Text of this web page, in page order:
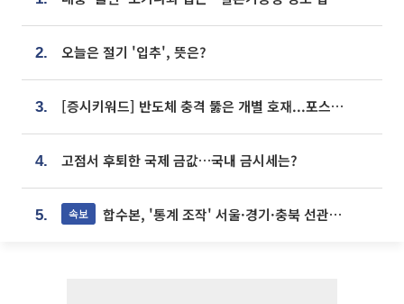
2. 오늘은 절기 '입추', 뜻은?
3. [증시키워드] 반도체 충격 뚫은 개별 호재...포스코퓨처엠·에코프로·한화솔루션 '눈길'
4. 고점서 후퇴한 국제 금값…국내 금시세는?
5. 속보 합수본, '통계 조작' 서울·경기·충북 선관위 등 추가 압수수색